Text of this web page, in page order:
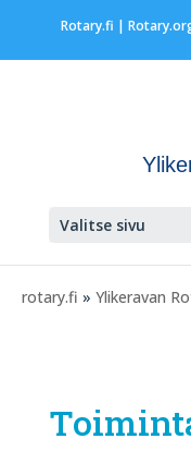
Rotary.fi |
Valitse sivu
rotary.fi » Ylikeravan